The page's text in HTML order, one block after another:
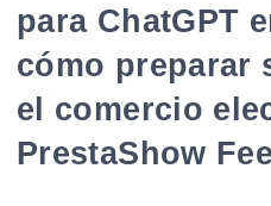
para ChatGPT
cómo preparar
el comercio
PrestaShow